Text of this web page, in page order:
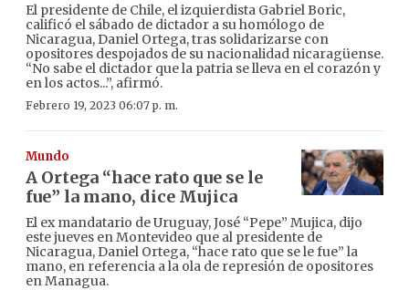
El presidente de Chile, el izquierdista Gabriel Boric,
calificó el sábado de dictador a su homólogo de
Nicaragua, Daniel Ortega, tras solidarizarse con
opositores despojados de su nacionalidad nicaragüense.
“No sabe el dictador que la patria se lleva en el corazón y
en los actos...”, afirmó.
Febrero 19, 2023 06:07 p. m.
Mundo
A Ortega “hace rato que se le
fue” la mano, dice Mujica
El ex mandatario de Uruguay, José “Pepe” Mujica, dijo
este jueves en Montevideo que al presidente de
Nicaragua, Daniel Ortega, “hace rato que se le fue” la
mano, en referencia a la ola de represión de opositores
en Managua.